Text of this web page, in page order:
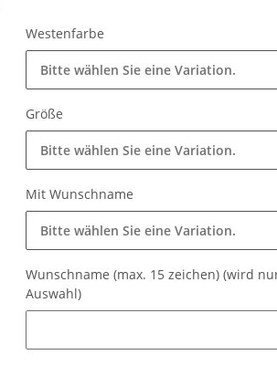
Westenfarbe
Bitte wählen Sie eine Variation.
Größe
Bitte wählen Sie eine Variation.
Mit Wunschname
Bitte wählen Sie eine Variation.
Wunschname (max. 15 zeichen) (wird
Auswahl)